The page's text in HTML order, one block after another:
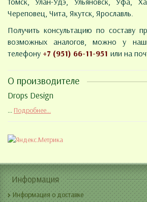
Череповец, Чита, Якутск, Ярославль.
Получить консультацию по составу
возможных аналогов, можно у
телефону +7 (951) 66-11-951 или на
О производителе
Drops Design
... Подробнее...
Информация
Информация о доставке